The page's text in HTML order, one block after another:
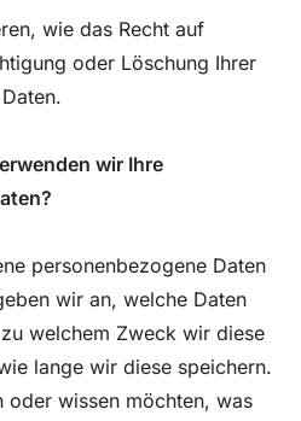
wie das Recht auf
oder Löschung Ihrer
wir Ihre
personenbezogene Daten
wir an, welche Daten
welchem Zweck wir diese
lange wir diese speichern.
oder wissen möchten, was